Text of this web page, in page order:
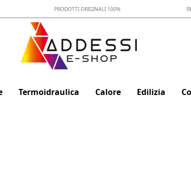
PRODOTTI ORIGINALI 100%
Termoidraulica Calore Edilizia